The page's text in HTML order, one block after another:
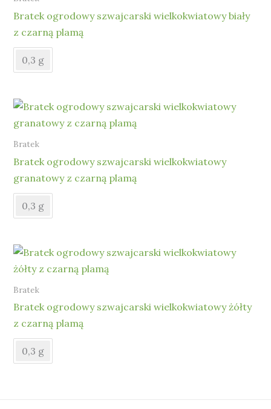
Bratek ogrodowy szwajcarski wielkokwiatowy biały
z czarną plamą
0,3 g
Bratek
Bratek ogrodowy szwajcarski wielkokwiatowy
granatowy z czarną plamą
0,3 g
Bratek
Bratek ogrodowy szwajcarski wielkokwiatowy żółty
z czarną plamą
0,3 g